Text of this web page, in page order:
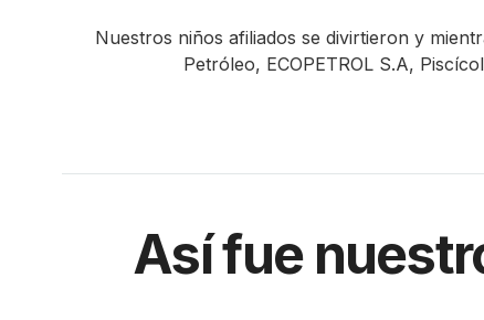
Nuestros niños afiliados se divirtieron y
Petróleo, ECOPETROL S.A,
Así fue